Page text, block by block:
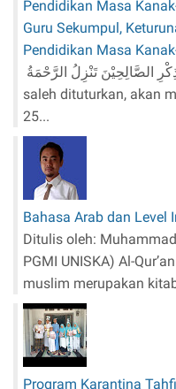
Guru Sekumpul,
Pendidikan Masa
saleh dituturkan, akan
25...
Bahasa Arab dan Level
Ditulis oleh:
PGMI UNISKA) Al-
muslim merupakan
Program Karantina